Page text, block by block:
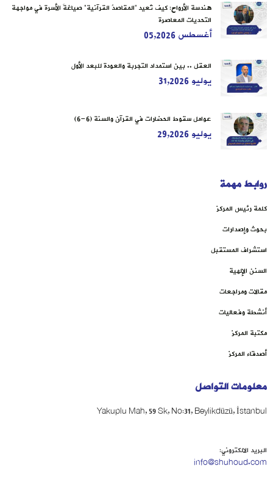
هندسة الأرواح: كيف تُعيد “المقاصدُ القرآنية” صياغةَ الأسرة في مواجهة
التحديات المعاصرة
أغسطس 05,2026
العقل .. بين استمداد التجربة والعودة للبعد الأول
يوليو 31,2026
عوامل سقوط الحضارات في القرآن والسنة (6-6)
يوليو 29,2026
روابط مهمة
كلمة رئيس المركز
بحوث وإصدارات
استشراف المستقبل
السنن الإلهية
مقالات ومراجعات
أنشطة وفعاليات
مكتبة المركز
أصدقاء المركز
معلومات التواصل
Yakuplu Mah, 59 Sk, No:31, Beylikdüzü, İstanbul
البريد الالكتروني:
info@shuhoud.com